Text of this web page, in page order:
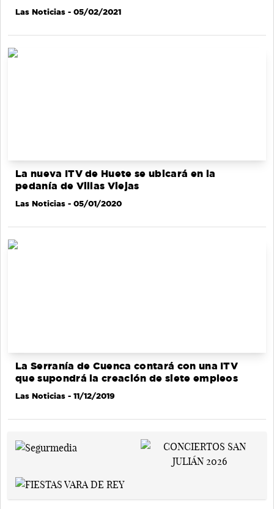
Las Noticias - 05/02/2021
La nueva ITV de Huete se ubicará en la
pedanía de Villas Viejas
Las Noticias - 05/01/2020
La Serranía de Cuenca contará con una ITV
que supondrá la creación de siete empleos
Las Noticias - 11/12/2019